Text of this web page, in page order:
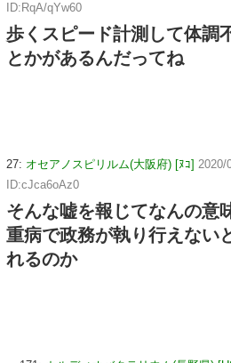
ID:RqA/qYw60
歩くスピード計測して体調
とかがあるんだってね
27: オセアノスピリルム(大阪府) [ﾇｺ] 2020/
ID:cJca6oAz0
そんな嘘を報じてなんの意
重病で政務が執り行えない
れるのか